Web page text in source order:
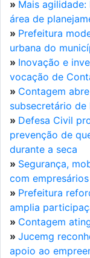
» Mais
área de
» Prefeitura
urbana do
» Inovação e
vocação de
» Contagem
subsecretário de
» Defesa Civil
prevenção de
durante a seca
» Segurança,
com empresários
» Prefeitura
amplia
» Contagem
» Jucemg
apoio ao